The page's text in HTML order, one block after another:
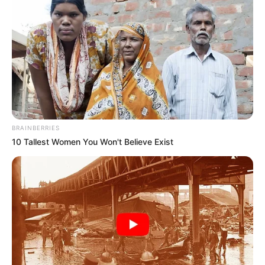
Jolly to the Core– Dove Cameron, Cameron Boyce and
Booboo Stewart (2016)
Full Throttle(2016)
Wildside– Sabrina Carpenter (2016)
Love Is the Name– J Balvin (2016)
Rotten to the Core(2015)
Featured Artis
Grey Area
– Grey (2019)
San Francisco– Galantis (2018)
Penampilan Tamu
Believe– Shawn Mendes (2015)
BRAINBERRIES
10 Tallest Women You Won't Believe Exist